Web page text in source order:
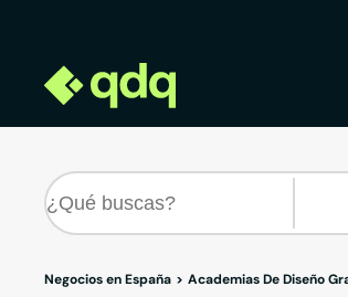
Negocios en España Academias De Diseño